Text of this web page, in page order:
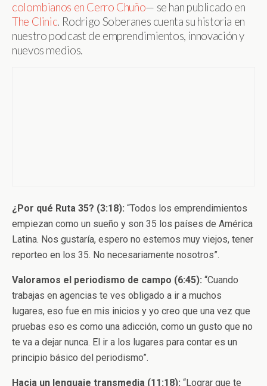
colombianos en Cerro Chuño— se han publicado en
The Clinic. Rodrigo Soberanes cuenta su historia en
nuestro podcast de emprendimientos, innovación y
nuevos medios.
¿Por qué Ruta 35? (3:18): “Todos los emprendimientos
empiezan como un sueño y son 35 los países de América
Latina. Nos gustaría, espero no estemos muy viejos, tener
reporteo en los 35. No necesariamente nosotros”.
Valoramos el periodismo de campo (6:45): “Cuando
trabajas en agencias te ves obligado a ir a muchos
lugares, eso fue en mis inicios y yo creo que una vez que
pruebas eso es como una adicción, como un gusto que no
te va a dejar nunca. El ir a los lugares para contar es un
principio básico del periodismo”.
Hacia un lenguaje transmedia (11:18): “Lograr que te